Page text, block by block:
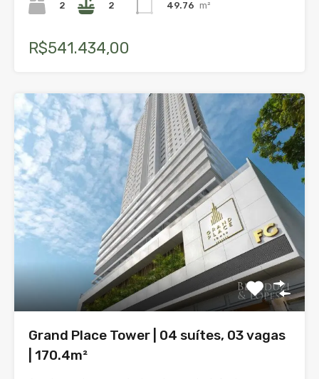
2 2 49.76 m²
R$541.434,00
Grand Place Tower | 04 suítes, 03 vagas
| 170.4m²